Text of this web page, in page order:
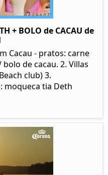
+ BOLO de CACAU de
Cacau - pratos: carne
de cacau. 2. Villas
club) 3.
moqueca tia Deth